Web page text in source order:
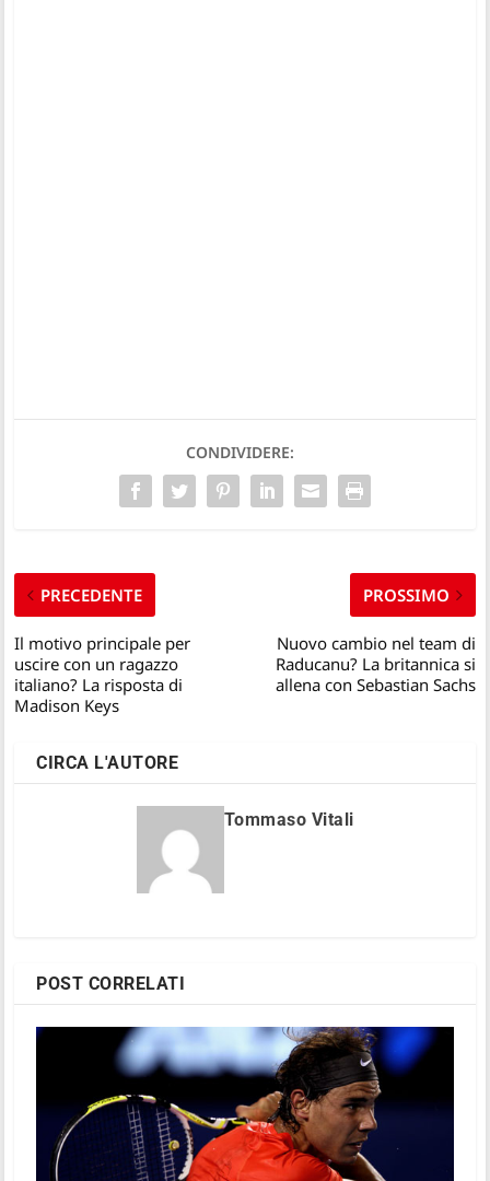
CONDIVIDERE:
PRECEDENTE
Il motivo principale per
uscire con un ragazzo
italiano? La risposta di
Madison Keys
PROSSIMO
Nuovo cambio nel team di
Raducanu? La britannica si
allena con Sebastian Sachs
CIRCA L'AUTORE
Tommaso Vitali
POST CORRELATI